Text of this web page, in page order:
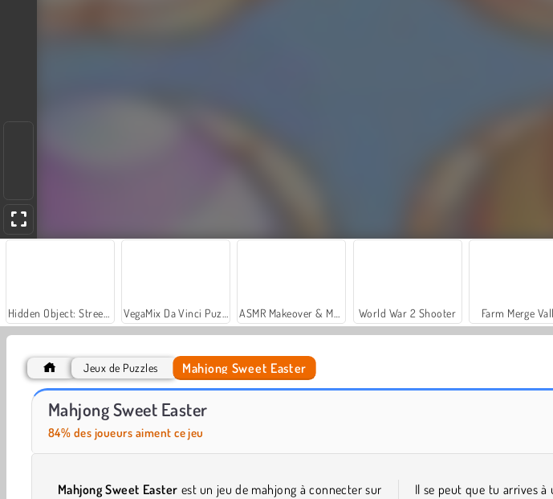
World War 2 Shooter Farm Merge
Let's Fish!
Jeux de Puzzles Mahjong Sweet Easter
Mahjong Sweet Easter
84% des joueurs aiment ce jeu
Mahjong Sweet Easter est un jeu de mahjong à connecter sur
Il se peut que tu arrives